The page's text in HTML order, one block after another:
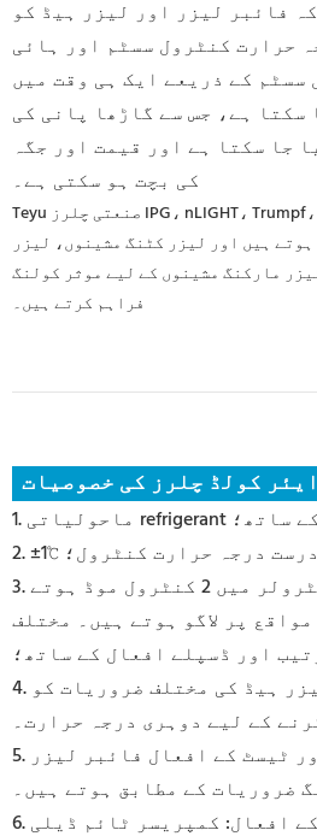
فائبر لیزر اور لیزر ہیڈ کو
حرارت کنٹرول سسٹم اور ہائی
سسٹم کے ذریعے ایک ہی وقت میں
سکتا ہے، جس سے گاڑھا پانی کی
جا سکتا ہے اور قیمت اور جگہ
کی بچت ہو سکتی ہے۔
Teyu صنعتی چلرز IPG، nLIGHT، Trumpf، Rofin، Coherent اور SPI کے
ہوتے ہیں اور لیزر کٹنگ مشینوں، لیزر
مارکنگ مشینوں کے لیے موثر کولنگ
فراہم کرتے ہیں۔
کولڈ چلرز کی خصوصیات
1. ماحولیاتی refrigerant کے ساتھ؛
2. ±1℃ درست درجہ حرارت کنٹرول؛
3. ذہین درجہ حرارت کنٹرولر میں 2 کنٹرول موڈ ہوتے
پر لاگو ہوتے ہیں۔ مختلف
اور ڈسپلے افعال کے ساتھ؛
4. فائبر لیزر اور لیزر ہیڈ کی مختلف ضروریات کو
کے لیے دوہری درجہ حرارت۔
5. آئن جذب فلٹرٹنگ اور ٹیسٹ کے افعال فائبر لیزر
ضروریات کے مطابق ہوتے ہیں۔
6. ایک سے زیادہ الارم کے افعال: کمپریسر ٹائم ڈیلی